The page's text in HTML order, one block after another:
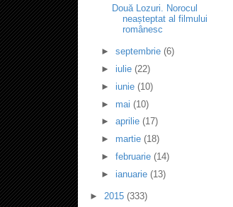
Două Lozuri. Norocul
neașteptat al filmului
românesc
► septembrie (6)
► iulie (22)
► iunie (10)
► mai (10)
► aprilie (17)
► martie (18)
► februarie (14)
► ianuarie (13)
► 2015 (333)